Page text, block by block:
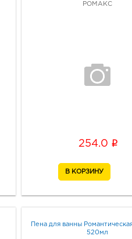
РОМАКС
254.0 i
Пена для ванны
520мл